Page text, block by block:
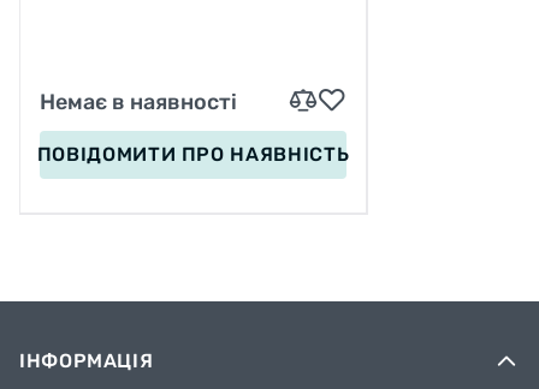
Немає в наявності
ПОВІДОМИТИ ПРО НАЯВНІСТЬ
ІНФОРМАЦІЯ